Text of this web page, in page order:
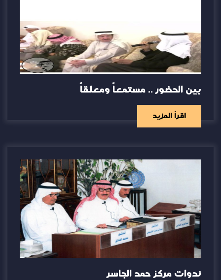
بين الحضور .. مستمعاً ومعلقاً
اقرأ المزيد
ندوات مركز حمد الجاسر